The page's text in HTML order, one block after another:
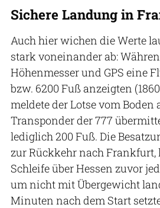
Sichere Landung in
Auch hier wichen die Werte
stark voneinander ab:
Höhenmesser und GPS eine
bzw. 6200 Fuß anzeigten
meldete der Lotse vom Boden
Transponder der 777
lediglich 200 Fuß. Die
zur Rückkehr nach
Schleife über Hessen zuvor
um nicht mit Übergewicht
Minuten nach dem Start